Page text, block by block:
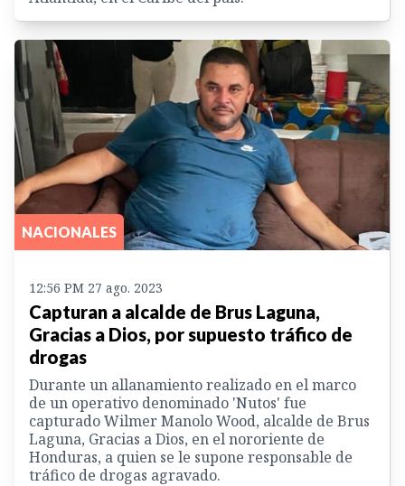
NACIONALES
12:56 PM 27 ago. 2023
Capturan a alcalde de Brus Laguna,
Gracias a Dios, por supuesto tráfico de
drogas
Durante un allanamiento realizado en el marco
de un operativo denominado 'Nutos' fue
capturado Wilmer Manolo Wood, alcalde de Brus
Laguna, Gracias a Dios, en el nororiente de
Honduras, a quien se le supone responsable de
tráfico de drogas agravado.